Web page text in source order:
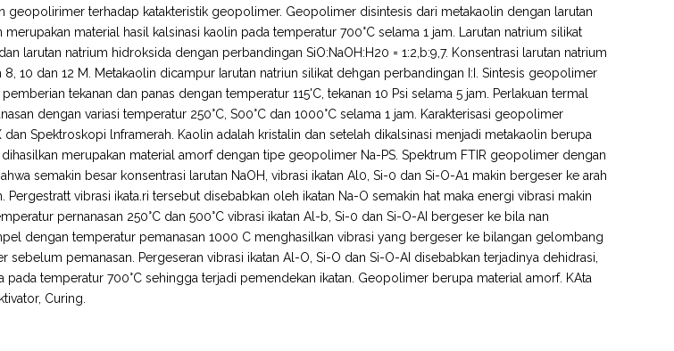
geopolirimer terhadap katakteristik geopolimer. Geopolimer disintesis dari metakaolin dengan larutan
material hasil kalsinasi kaolin pada temperatur 700°C selama 1 jam. Larutan natrium silikat
larutan natrium hidroksida dengan perbandingan SiO:NaOH:H20 = 1:2,b:9,7. Konsentrasi larutan natrium
10 dan 12 M. Metakaolin dicampur Iarutan natriun silikat dehgan perbandingan I:I. Sintesis geopolimer
tekanan dan panas dengan temperatur 115'C, tekanan 10 Psi selama 5 jam. Perlakuan termal
dengan variasi temperatur 250°C, S00°C dan 1000°C selama 1 jam. Karakterisasi geopolimer
dan Spektroskopi lnframerah. Kaolin adalah kristalin dan setelah dikalsinasi menjadi metakaolin berupa
merupakan material amorf dengan tipe geopolimer Na-PS. Spektrum FTIR geopolimer dengan
semakin besar konsentrasi larutan NaOH, vibrasi ikatan Al0, Si-0 dan Si-O-A1 makin bergeser ke arah
vibrasi ikata.ri tersebut disebabkan oleh ikatan Na-O semakin hat maka energi vibrasi makin
pernanasan 250°C dan 500°C vibrasi ikatan Al-b, Si-0 dan Si-O-AI bergeser ke bila nan
dengan temperatur pemanasan 1000 C menghasilkan vibrasi yang bergeser ke bilangan gelombang
sebelum pemanasan. Pergeseran vibrasi ikatan Al-O, Si-O dan Si-O-AI disebabkan terjadinya dehidrasi,
pada temperatur 700°C sehingga terjadi pemendekan ikatan. Geopolimer berupa material amorf. KAta
Curing.